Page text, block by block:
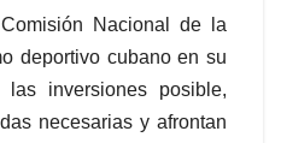
Nacional de la
deportivo cubano en su
inversiones posible,
necesarias y afrontan